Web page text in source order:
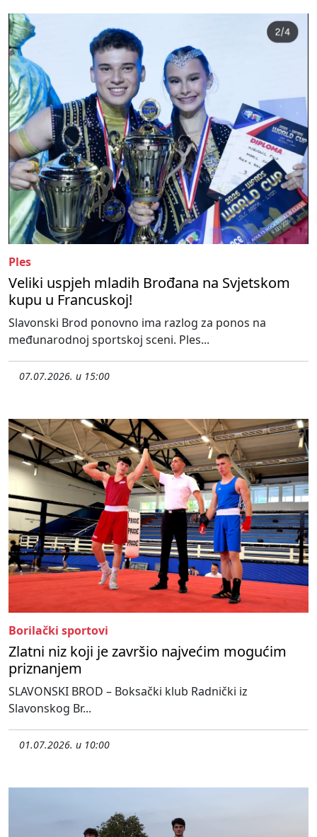
Ples
Veliki uspjeh mladih Brođana na Svjetskom
kupu u Francuskoj!
Slavonski Brod ponovno ima razlog za ponos na
međunarodnoj sportskoj sceni. Ples...
07.07.2026. u 15:00
Borilački sportovi
Zlatni niz koji je završio najvećim mogućim
priznanjem
SLAVONSKI BROD – Boksački klub Radnički iz
Slavonskog Br...
01.07.2026. u 10:00